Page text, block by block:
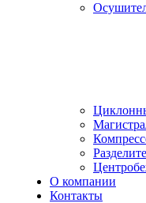
О компании
Контакты